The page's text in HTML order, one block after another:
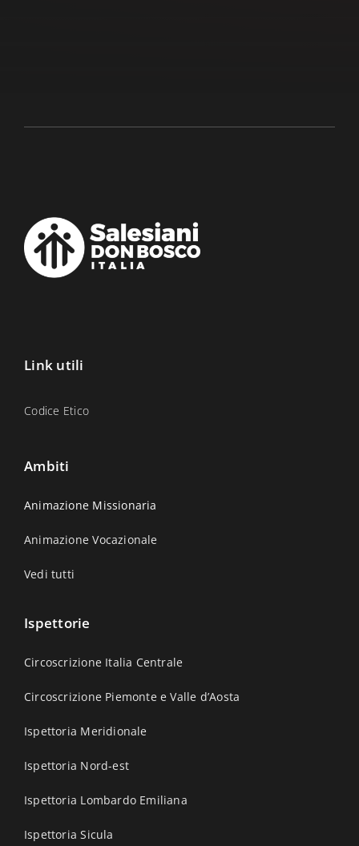
Link utili
Codice Etico
Ambiti
Animazione Missionaria
Animazione Vocazionale
Vedi tutti
Ispettorie
Circoscrizione Italia Centrale
Circoscrizione Piemonte e Valle d’Aosta
Ispettoria Meridionale
Ispettoria Nord-est
Ispettoria Lombardo Emiliana
Ispettoria Sicula